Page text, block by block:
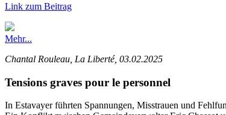
Link zum Beitrag
Mehr...
Chantal Rouleau, La Liberté, 03.02.2025
Tensions graves pour le personnel
In Estavayer führten Spannungen, Misstrauen und